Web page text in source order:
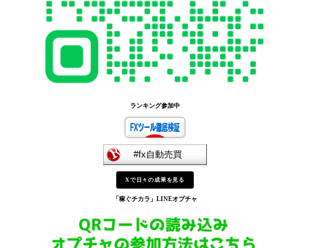
ランキング参加中
Xで日々の成果を見る
「稼ぐチカラ」 LINEオプチャ